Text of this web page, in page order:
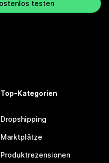
testen
Top-Kategorien
Dropshipping
Marktplätze
Produktrezensionen